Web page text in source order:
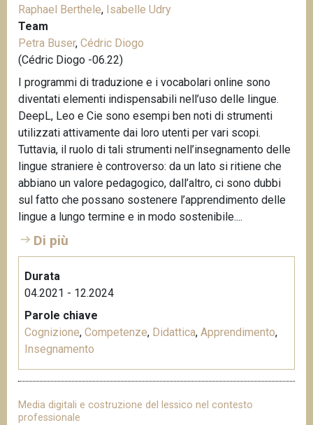
Raphael Berthele, Isabelle Udry
Team
Petra Buser, Cédric Diogo
(Cédric Diogo -06.22)
I programmi di traduzione e i vocabolari online sono
diventati elementi indispensabili nell’uso delle lingue.
DeepL, Leo e Cie sono esempi ben noti di strumenti
utilizzati attivamente dai loro utenti per vari scopi.
Tuttavia, il ruolo di tali strumenti nell’insegnamento delle
lingue straniere è controverso: da un lato si ritiene che
abbiano un valore pedagogico, dall’altro, ci sono dubbi
sul fatto che possano sostenere l’apprendimento delle
lingue a lungo termine e in modo sostenibile....
Di più
Durata
04.2021 - 12.2024
Parole chiave
Cognizione, Competenze, Didattica, Apprendimento,
Insegnamento
Media digitali e costruzione del lessico nel contesto
professionale